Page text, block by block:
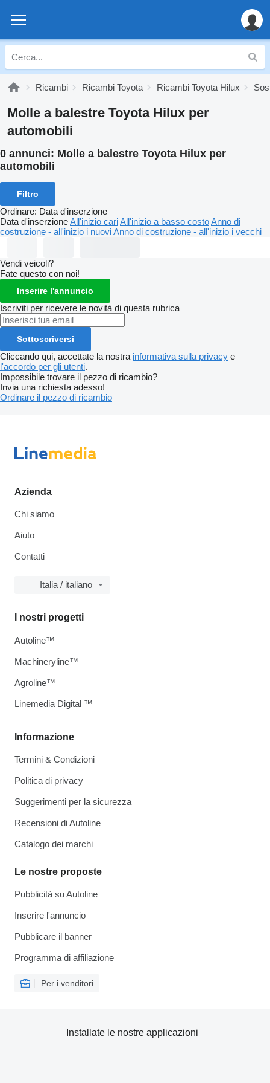
Ricambi Ricambi Toyota Ricambi Toyota Hilux
Molle a balestre Toyota Hilux per
automobili
0 annunci: Molle a balestre Toyota Hilux per
automobili
Filtro
Ordinare: Data d'inserzione
Data d'inserzioneAll'inizio cariAll'inizio a basso costoAnno di
costruzione - all'inizio i nuoviAnno di costruzione - all'inizio i vecchi
Vendi veicoli?
Fate questo con noi!
Inserire l'annuncio
Iscriviti per ricevere le novità di questa rubrica
Sottoscriversi
Cliccando qui, accettate la nostra informativa sulla privacy e
l'accordo per gli utenti.
Impossibile trovare il pezzo di ricambio?
Invia una richiesta adesso!
Ordinare il pezzo di ricambio
Azienda
Chi siamo
Aiuto
Contatti
Italia / italiano
Informazione
Termini & Condizioni
Politica di privacy
Suggerimenti per la sicurezza
Recensioni di Autoline
Catalogo dei marchi
Le nostre proposte
Pubblicità su Autoline
Inserire l'annuncio
Pubblicare il banner
Programma di affiliazione
Per i venditori
I nostri progetti
Autoline™
Machineryline™
Agroline™
Linemedia Digital ™
Installate le nostre applicazioni